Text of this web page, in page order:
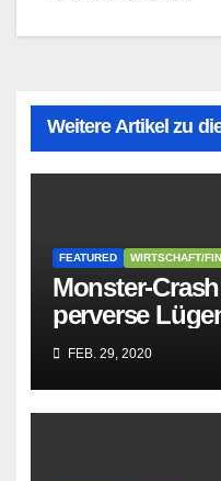
Weitere Artikel zu
FEATURED WIRTSCHAFT/
Monster-
perverse
Sozialisten in
FEB. 29, 2020